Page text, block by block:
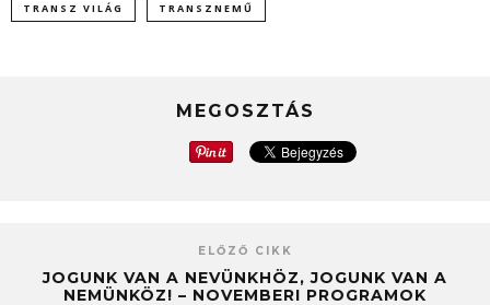
TRANSZ VILÁG TRANSZNEMŰ
MEGOSZTÁS
ELŐZŐ CIKK
JOGUNK VAN A NEVÜNKHÖZ, JOGUNK VAN A
NEMÜNKÖZ! – NOVEMBERI PROGRAMOK